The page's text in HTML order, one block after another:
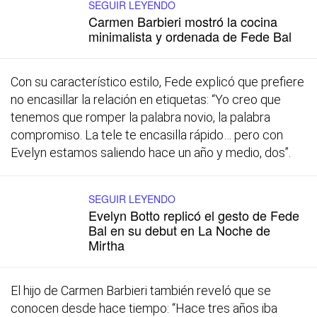
SEGUIR LEYENDO
Carmen Barbieri mostró la cocina
minimalista y ordenada de Fede Bal
Con su característico estilo, Fede explicó que prefiere
no encasillar la relación en etiquetas: “Yo creo que
tenemos que romper la palabra novio, la palabra
compromiso. La tele te encasilla rápido… pero con
Evelyn estamos saliendo hace un año y medio, dos”
SEGUIR LEYENDO
Evelyn Botto replicó el gesto de Fede
Bal en su debut en La Noche de
Mirtha
El hijo de Carmen Barbieri también reveló que se
conocen desde hace tiempo: “Hace tres años iba